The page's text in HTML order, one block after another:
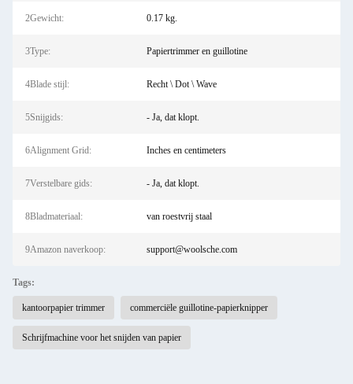
2Gewicht: 0.17 kg.
3Type: Papiertrimmer en guillotine
4Blade stijl: Recht \ Dot \ Wave
5Snijgids: - Ja, dat klopt.
6Alignment Grid: Inches en centimeters
7Verstelbare gids: - Ja, dat klopt.
8Bladmateriaal: van roestvrij staal
9Amazon naverkoop: support@woolsche.com
Tags:
kantoorpapier trimmer commerciële guillotine-papierknipper
Schrijfmachine voor het snijden van papier